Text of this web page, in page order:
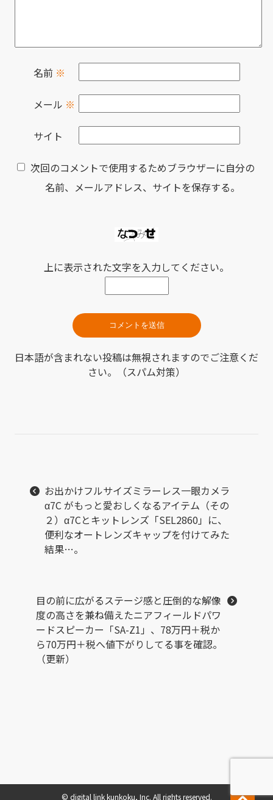
名前 ※
メール ※
サイト
次回のコメントで使用するためブラウザーに自分の
名前、メールアドレス、サイトを保存する。
上に表示された文字を入力してください。
日本語が含まれない投稿は無視されますのでご注意くだ
さい。（スパム対策）
お出かけフルサイズミラーレス一眼カメラ
α7C がもっと愛おしくなるアイテム（その
２）α7Cとキットレンズ「SEL2860」に、
便利なオートレンズキャップを付けてみた
結果…。
目の前に広がるステージ感と圧倒的な解像
度の高さを兼ね備えたニアフィールドパワ
ードスピーカー「SA-Z1」、78万円＋税か
ら70万円＋税へ値下がりしてる事を確認。
（更新）
© digital link kunkoku, Inc. All rights reserved.